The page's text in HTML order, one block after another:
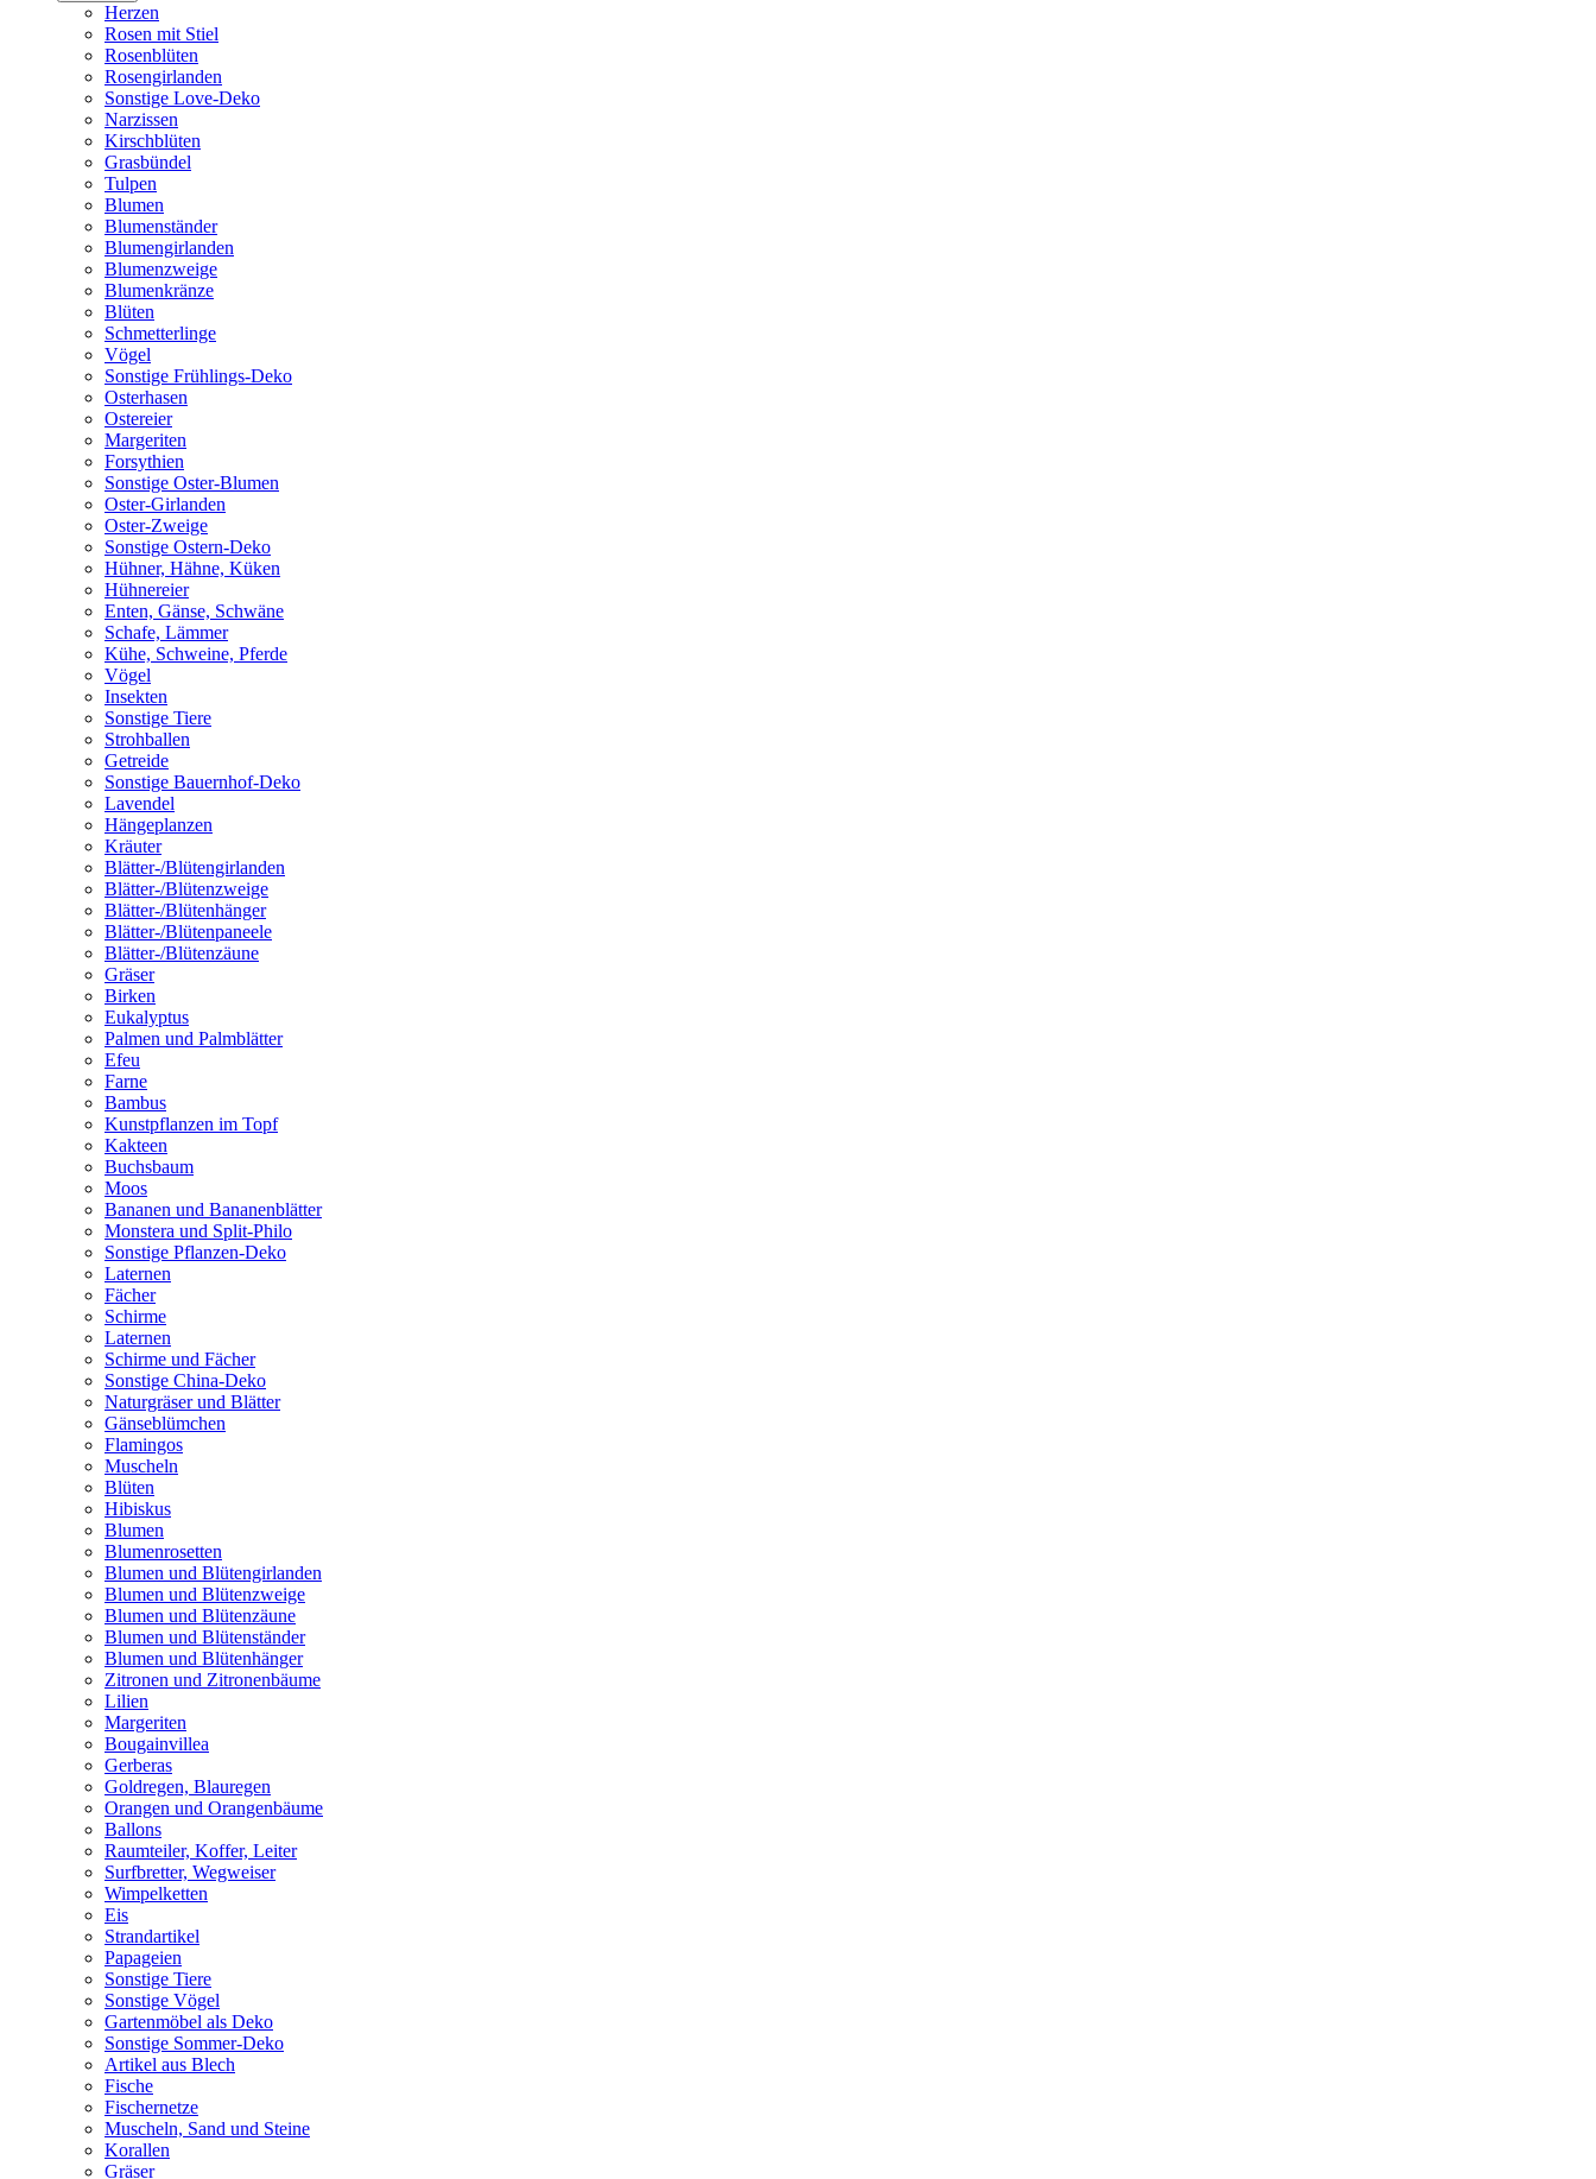
Herzen
Rosen mit Stiel
Rosenblüten
Rosengirlanden
Sonstige Love-Deko
Narzissen
Kirschblüten
Grasbündel
Tulpen
Blumen
Blumenständer
Blumengirlanden
Blumenzweige
Blumenkränze
Blüten
Schmetterlinge
Vögel
Sonstige Frühlings-Deko
Osterhasen
Ostereier
Margeriten
Forsythien
Sonstige Oster-Blumen
Oster-Girlanden
Oster-Zweige
Sonstige Ostern-Deko
Hühner, Hähne, Küken
Hühnereier
Enten, Gänse, Schwäne
Schafe, Lämmer
Kühe, Schweine, Pferde
Vögel
Insekten
Sonstige Tiere
Strohballen
Getreide
Sonstige Bauernhof-Deko
Lavendel
Hängeplanzen
Kräuter
Blätter-/Blütengirlanden
Blätter-/Blütenzweige
Blätter-/Blütenhänger
Blätter-/Blütenpaneele
Blätter-/Blütenzäune
Gräser
Birken
Eukalyptus
Palmen und Palmblätter
Efeu
Farne
Bambus
Kunstpflanzen im Topf
Kakteen
Buchsbaum
Moos
Bananen und Bananenblätter
Monstera und Split-Philo
Sonstige Pflanzen-Deko
Laternen
Fächer
Schirme
Laternen
Schirme und Fächer
Sonstige China-Deko
Naturgräser und Blätter
Gänseblümchen
Flamingos
Muscheln
Blüten
Hibiskus
Blumen
Blumenrosetten
Blumen und Blütengirlanden
Blumen und Blütenzweige
Blumen und Blütenzäune
Blumen und Blütenständer
Blumen und Blütenhänger
Zitronen und Zitronenbäume
Lilien
Margeriten
Bougainvillea
Gerberas
Goldregen, Blauregen
Orangen und Orangenbäume
Ballons
Raumteiler, Koffer, Leiter
Surfbretter, Wegweiser
Wimpelketten
Eis
Strandartikel
Papageien
Sonstige Tiere
Sonstige Vögel
Gartenmöbel als Deko
Sonstige Sommer-Deko
Artikel aus Blech
Fische
Fischernetze
Muscheln, Sand und Steine
Korallen
Gräser